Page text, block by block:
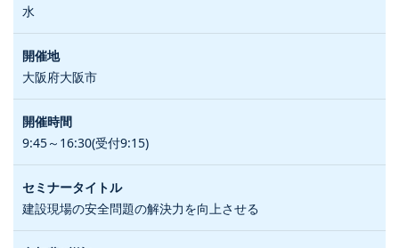
水
大阪府大阪市
9:45～16:30(受付9:15)
建設現場の安全問題の解決力を向上させる